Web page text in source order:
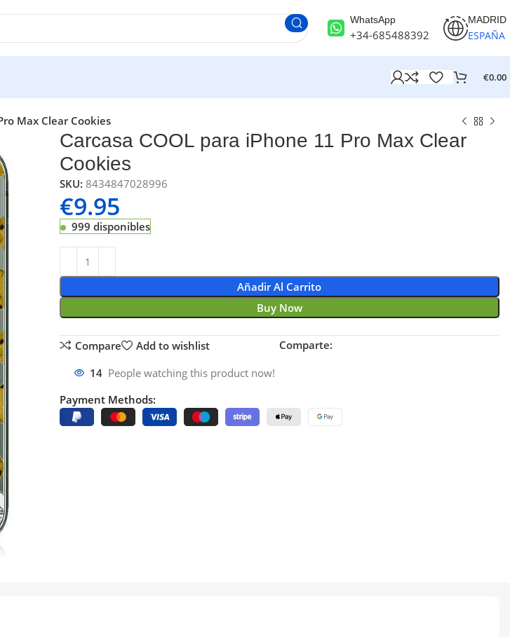
WhatsApp
+34-685488392
MADRID
ESPAÑA
€0.00
Max Clear Cookies
Carcasa COOL para iPhone 11 Pro Max Clear
Cookies
SKU: 8434847028996
€9.95
999 disponibles
Añadir Al Carrito
Buy Now
Compare Add to wishlist Comparte:
14 People watching this product now!
Payment Methods: